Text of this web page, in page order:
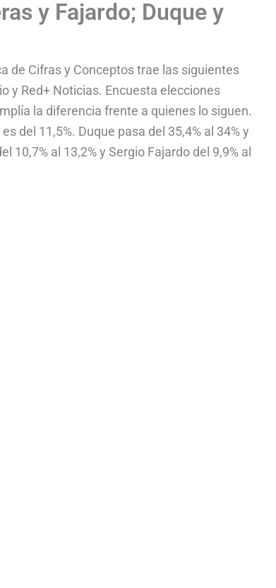
y Fajardo; Duque y
de Cifras y Conceptos trae las siguientes
y Red+ Noticias. Encuesta elecciones
la diferencia frente a quienes lo siguen.
del 11,5%. Duque pasa del 35,4% al 34% y
10,7% al 13,2% y Sergio Fajardo del 9,9% al